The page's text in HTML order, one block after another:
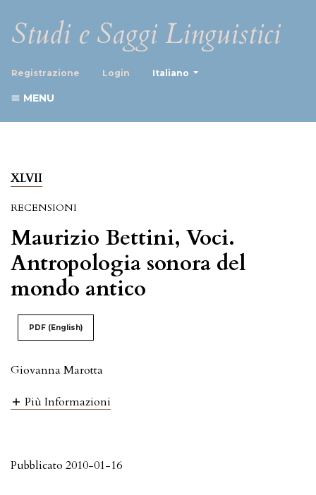
Studi e Saggi Linguistici
Registrazione Login Italiano
MENU
XLVII
RECENSIONI
Maurizio Bettini, Voci.
Antropologia sonora del
mondo antico
PDF (English)
Giovanna Marotta
Più Informazioni
Pubblicato 2010-01-16